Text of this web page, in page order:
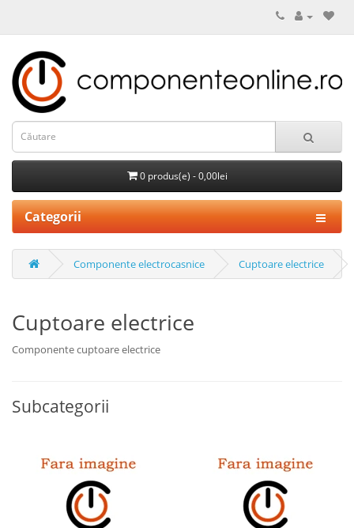
0 produs(e) - 0,00lei
Categorii
Componente electrocasnice Cuptoare electrice
Cuptoare electrice
Componente cuptoare electrice
Subcategorii